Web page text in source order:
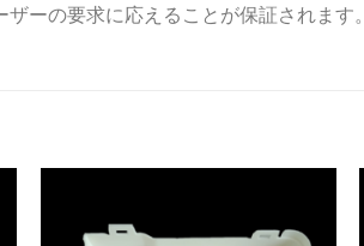
ーの要求に応えることが保証されます。